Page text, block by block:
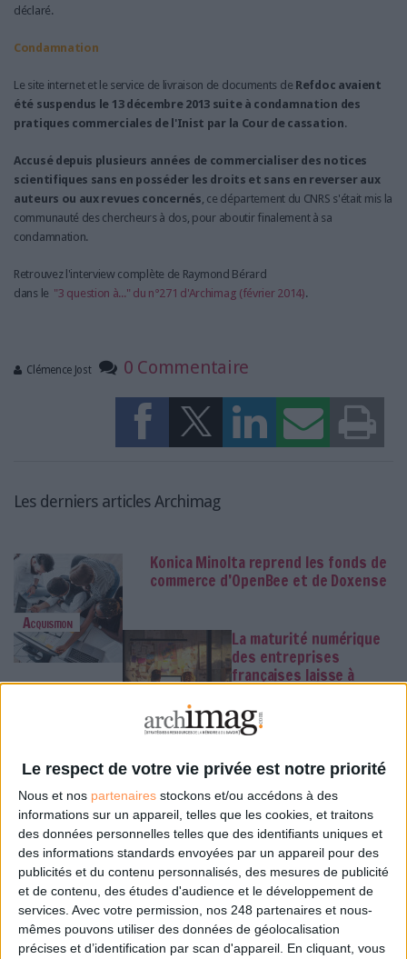
Le respect de votre vie privée est notre priorité
Nous et nos partenaires stockons et/ou accédons à des
informations sur un appareil, telles que les cookies, et traitons
des données personnelles telles que des identifiants uniques et
des informations standards envoyées par un appareil pour des
publicités et du contenu personnalisés, des mesures de publicité
et de contenu, des études d'audience et le développement de
services. Avec votre permission, nos 248 partenaires et nous-
mêmes pouvons utiliser des données de géolocalisation
précises et d’identification par scan d'appareil. En cliquant, vous
déclaré.
Condamnation
Le site internet et le service de livraison de documents de Refdoc avaient
été suspendus le 13 décembre 2013 suite à condamnation des
pratiques commerciales de l'Inist par la Cour de cassation.
Accusé depuis plusieurs années de commercialiser des notices
scientifiques sans en posséder les droits et sans en reverser aux
auteurs ou aux revues concernés , ce département du CNRS s'était mis la
communauté des chercheurs à dos, pour aboutir finalement à sa
condamnation.
Retrouvez l'interview complète de Raymond Bérard
dans le "3 question à..." du n°271 d'Archimag (février 2014).
Clémence Jost 0 Commentaire
Les derniers articles Archimag
Acquisition
Konica Minolta reprend les fonds de
commerce d’OpenBee et de Doxense
La maturité numérique
des entreprises
françaises laisse à
Live
Des archives inédites de Led
Zeppelin refont surface
Classement
La bibliothèque de Lille
confie son récolement
et son catalogage à
AureXus